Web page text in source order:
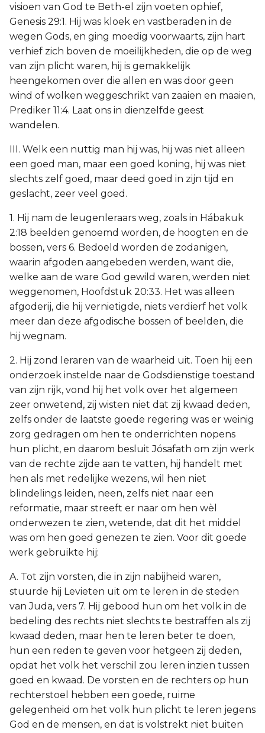
visioen van God te Beth-el zijn voeten ophief,
Genesis 29:1. Hij was kloek en vastberaden in de
wegen Gods, en ging moedig voorwaarts, zijn hart
verhief zich boven de moeilijkheden, die op de weg
van zijn plicht waren, hij is gemakkelijk
heengekomen over die allen en was door geen
wind of wolken weggeschrikt van zaaien en maaien,
Prediker 11:4. Laat ons in dienzelfde geest
wandelen.
III. Welk een nuttig man hij was, hij was niet alleen
een goed man, maar een goed koning, hij was niet
slechts zelf goed, maar deed goed in zijn tijd en
geslacht, zeer veel goed.
1. Hij nam de leugenleraars weg, zoals in Hábakuk
2:18 beelden genoemd worden, de hoogten en de
bossen, vers 6. Bedoeld worden de zodanigen,
waarin afgoden aangebeden werden, want die,
welke aan de ware God gewild waren, werden niet
weggenomen, Hoofdstuk 20:33. Het was alleen
afgoderij, die hij vernietigde, niets verdierf het volk
meer dan deze afgodische bossen of beelden, die
hij wegnam.
2. Hij zond leraren van de waarheid uit. Toen hij een
onderzoek instelde naar de Godsdienstige toestand
van zijn rijk, vond hij het volk over het algemeen
zeer onwetend, zij wisten niet dat zij kwaad deden,
zelfs onder de laatste goede regering was er weinig
zorg gedragen om hen te onderrichten nopens
hun plicht, en daarom besluit Jósafath om zijn werk
van de rechte zijde aan te vatten, hij handelt met
hen als met redelijke wezens, wil hen niet
blindelings leiden, neen, zelfs niet naar een
reformatie, maar streeft er naar om hen wèl
onderwezen te zien, wetende, dat dit het middel
was om hen goed genezen te zien. Voor dit goede
werk gebruikte hij:
A. Tot zijn vorsten, die in zijn nabijheid waren,
stuurde hij Levieten uit om te leren in de steden
van Juda, vers 7. Hij gebood hun om het volk in de
bedeling des rechts niet slechts te bestraffen als zij
kwaad deden, maar hen te leren beter te doen,
hun een reden te geven voor hetgeen zij deden,
opdat het volk het verschil zou leren inzien tussen
goed en kwaad. De vorsten en de rechters op hun
rechterstoel hebben een goede, ruime
gelegenheid om het volk hun plicht te leren jegens
God en de mensen, en dat is volstrekt niet buiten